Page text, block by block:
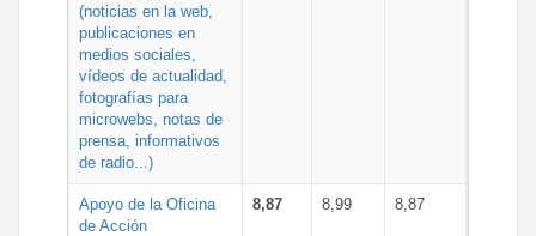
(noticias en la web,
publicaciones en
medios sociales,
vídeos de actualidad,
fotografías para
microwebs, notas de
prensa, informativos
de radio...)
Apoyo de la Oficina
de Acción
8,87 8,99 8,87